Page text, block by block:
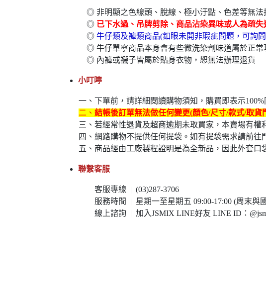
◎ 非明顯之色線頭、脫線、極小汙點、色差等無法
◎ 已下水過、吊牌剪除、商品沾染異味或人為疏
◎ 牛仔類及褲類商品(釦眼未開非瑕疵問題，可詢
◎ 牛仔單寧商品本身會有些微洗染劑味道屬於正常
◎ 內褲或襪子皆屬於貼身衣物，恕無法辦理退貨
小叮嚀
一、下單前，請詳細閱讀購物須知，購買即表示100%
二、 結帳後訂單無法做任何變更(顏色/尺寸/款式/取
三、若經常性退貨及超商逾期未取買家，本賣場有
四、網路購物不提供任何提袋。如有提袋需求請前往
五、商品經由工廠製程證明是為全新品，因此外套
聯繫客服
客服專線 | (03)287-3706
服務時間 | 星期一至星期五 09:00-17:00 (周末與國
線上諮詢 | 加入JSMIX LINE好友 LINE ID：